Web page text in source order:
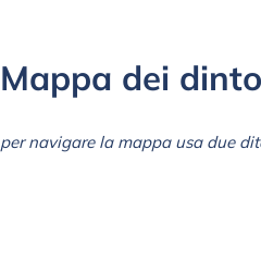
Mappa dei
per navigare la mappa usa due